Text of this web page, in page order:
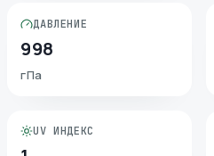
ДАВЛЕНИЕ
998
гПа
UV ИНДЕКС